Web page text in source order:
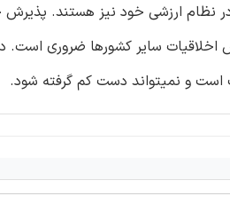
نظام ارزشی خود نیز هستند.
اخلاقیات سایر کشورها ضروری است.
است و نمیتواند دست کم گرفته شود.